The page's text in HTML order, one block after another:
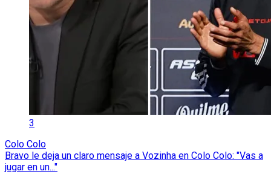
3
Colo Colo
Bravo le deja un claro mensaje a Vozinha en Colo Colo: "Vas a
jugar en un..."